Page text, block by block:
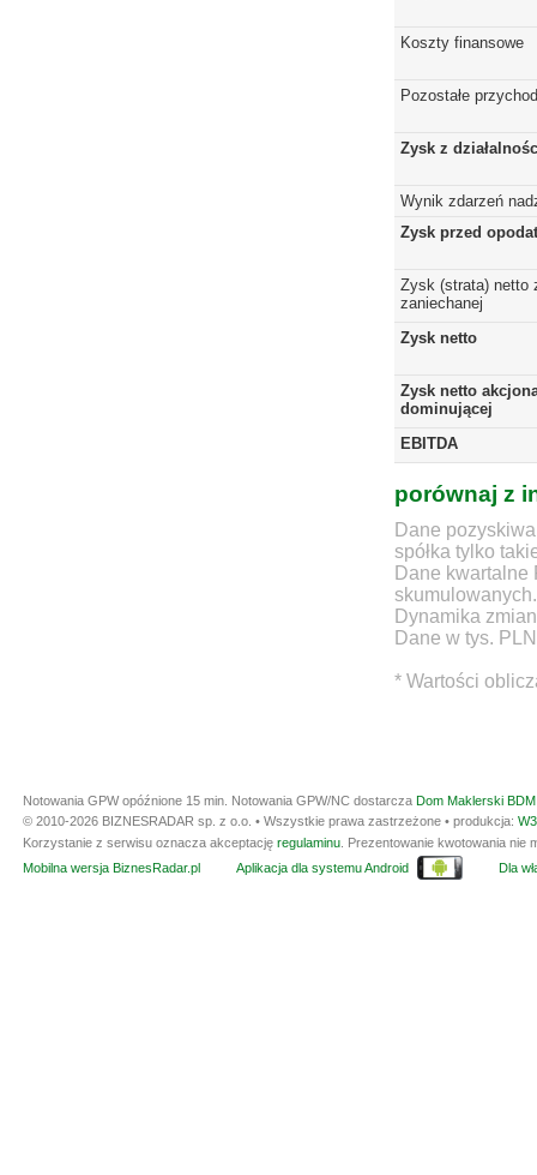
Koszty finansowe
Pozostałe
Zysk z
Wynik zdarzeń
Zysk przed
Zysk (strata) netto
zaniechanej
Zysk netto
Zysk netto
dominującej
EBITDA
porównaj z
Dane
spółka tylko
Dane
skumulowanych.
Dynamika
Dane w tys. PLN
* Wartości
Notowania GPW opóźnione 15 min. Notowania GPW/NC dostarcza Dom Maklerski
© 2010-2026 BIZNESRADAR sp. z o.o. • Wszystkie prawa zastrzeżone • produkcja:
Korzystanie z serwisu oznacza akceptację regulaminu . Prezentowanie kwotowania
Mobilna wersja BiznesRadar.pl
Aplikacja dla systemu Android Dla